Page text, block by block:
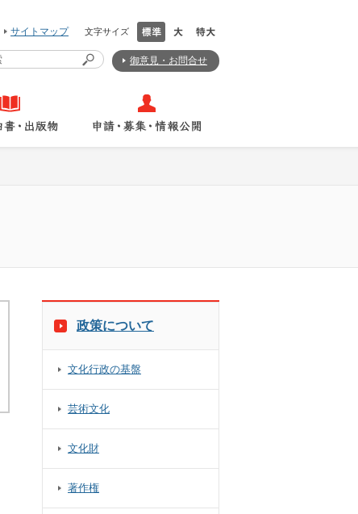
サイトマップ 文字サイズ
御意見・お問合せ
政策について
文化行政の基盤
芸術文化
文化財
著作権